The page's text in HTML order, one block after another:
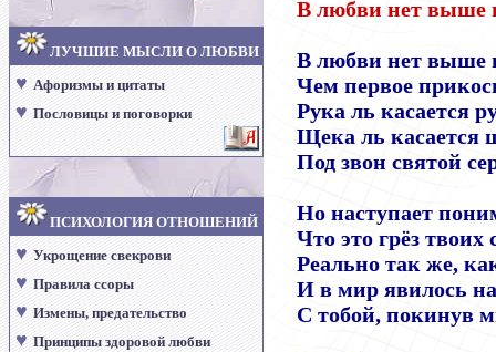
ЛУЧШИЕ МЫСЛИ О ЛЮБВИ
♥ Афоризмы и цитаты
♥ Пословицы и поговорки
ПСИХОЛОГИЯ ОТНОШЕНИЙ
♥ Укрощение свекрови
♥ Правила ссоры
♥ Измены, предательство
♥ Принципы здоровой любви
В любви нет выше
В любви нет выше
Чем первое
Рука ль касается
Щека ль касается
Под звон святой
Но наступает
Что это грёз твоих
Реально так же,
И в мир явилось
С тобой, покинув